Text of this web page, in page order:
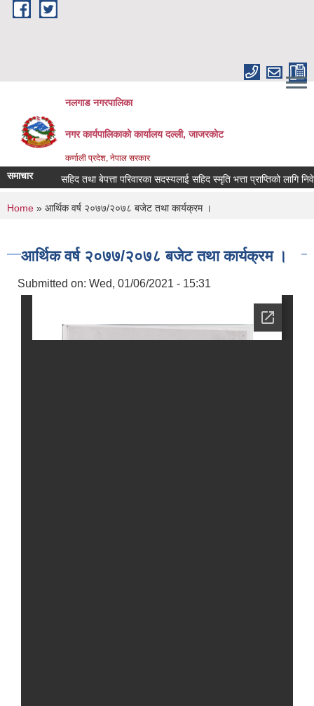
Skip to main content
नलगाड नगरपालिका
नगर कार्यपालिकाको कार्यालय दल्ली, जाजरकाेट
कर्णाली प्रदेश, नेपाल सरकार
समाचार सहिद तथा बेपत्ता परिवारका सदस्यलाई सहिद स्मृति भत्ता प्राप्तिको लागि निवेदन
You are here
Home » आर्थिक वर्ष २०७७/२०७८ बजेट तथा कार्यक्रम ।
आर्थिक वर्ष २०७७/२०७८ बजेट तथा कार्यक्रम ।
Submitted on: Wed, 01/06/2021 - 15:31